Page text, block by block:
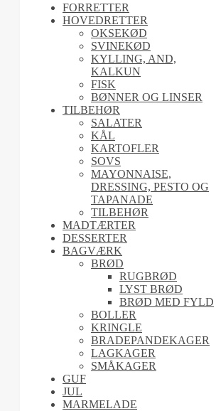
FORRETTER
HOVEDRETTER
OKSEKØD
SVINEKØD
KYLLING, AND,
KALKUN
FISK
BØNNER OG LINSER
TILBEHØR
SALATER
KÅL
KARTOFLER
SOVS
MAYONNAISE,
DRESSING, PESTO OG
TAPANADE
TILBEHØR
MADTÆRTER
DESSERTER
BAGVÆRK
BRØD
RUGBRØD
LYST BRØD
BRØD MED FYLD
BOLLER
KRINGLE
BRADEPANDEKAGER
LAGKAGER
SMÅKAGER
GUF
JUL
MARMELADE